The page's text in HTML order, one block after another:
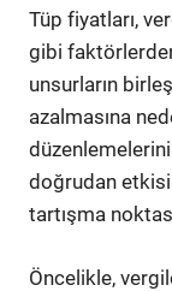
Tüp fiyatları,
gibi
unsurların
azalmasına
doğrudan
tartışma
Öncelikle,